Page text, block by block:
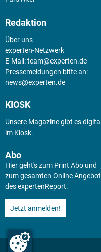
Redaktion
Über uns
experten-Netzwerk
E-Mail:team@experten.de
Pressemeldungen bitte an:
news@experten.de
KIOSK
Unsere Magazine gibt es digital
im Kiosk.
Abo
Hier geht's zum Print Abo und
zum gesamten Online Angebot
des expertenReport.
Jetzt anmelden!